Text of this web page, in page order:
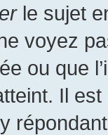
le sujet
voyez
ou que
Il